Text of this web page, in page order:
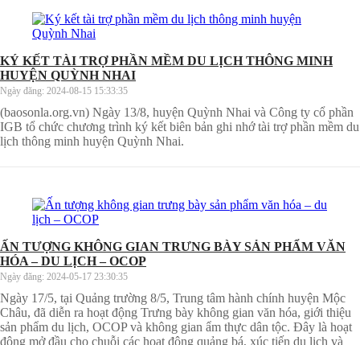
KÝ KẾT TÀI TRỢ PHẦN MỀM DU LỊCH THÔNG MINH
HUYỆN QUỲNH NHAI
Ngày đăng: 2024-08-15 15:33:35
(baosonla.org.vn) Ngày 13/8, huyện Quỳnh Nhai và Công ty cổ phần
IGB tổ chức chương trình ký kết biên bản ghi nhớ tài trợ phần mềm du
lịch thông minh huyện Quỳnh Nhai.
ẤN TƯỢNG KHÔNG GIAN TRƯNG BÀY SẢN PHẨM VĂN
HÓA – DU LỊCH – OCOP
Ngày đăng: 2024-05-17 23:30:35
Ngày 17/5, tại Quảng trường 8/5, Trung tâm hành chính huyện Mộc
Châu, đã diễn ra hoạt động Trưng bày không gian văn hóa, giới thiệu
sản phẩm du lịch, OCOP và không gian ẩm thực dân tộc. Đây là hoạt
động mở đầu cho chuỗi các hoạt động quảng bá, xúc tiến du lịch và